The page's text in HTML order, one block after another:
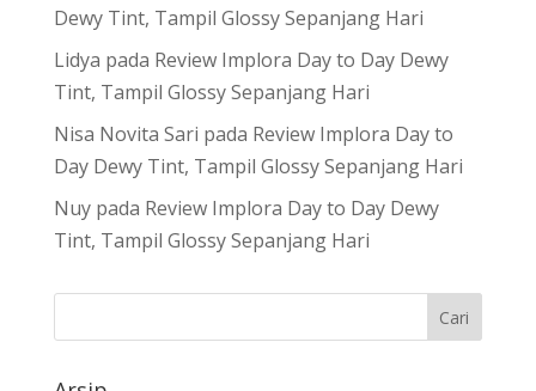
Dewy Tint, Tampil Glossy Sepanjang Hari
Lidya pada Review Implora Day to Day Dewy
Tint, Tampil Glossy Sepanjang Hari
Nisa Novita Sari pada Review Implora Day to
Day Dewy Tint, Tampil Glossy Sepanjang Hari
Nuypada Review Implora Day to Day Dewy
Tint, Tampil Glossy Sepanjang Hari